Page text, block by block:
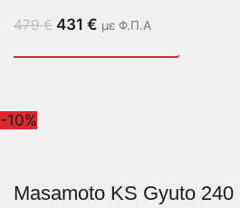
479€ 431 € με Φ.Π.Α
-10%
Masamoto KS Gyuto